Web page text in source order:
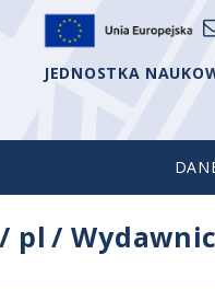
JEDNOSTKA
/ pl /